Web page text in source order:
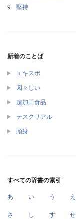
堅持
新着のことば
エキスポ
図々しい
超加工食品
テスクリアル
頭身
すべての辞書の索引
あ い う え
さ し す せ